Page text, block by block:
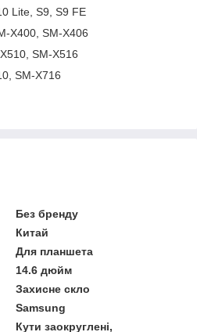
Lite, S9, S9 FE
X400, SM-X406
SM-X516
SM-X716
Без бренду
Китай
Для планшета
14.6 дюйм
Захисне скло
Samsung
Кути заокруглені,